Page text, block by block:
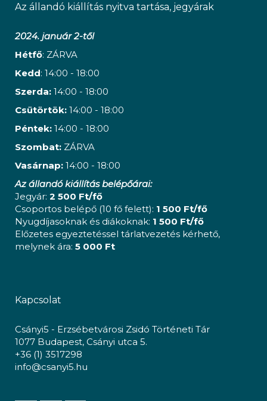
Az állandó kiállítás nyitva tartása, jegyárak
2024. január 2-től
Hétfő: ZÁRVA
Kedd: 14:00 - 18:00
Szerda: 14:00 - 18:00
Csütörtök: 14:00 - 18:00
Péntek: 14:00 - 18:00
Szombat: ZÁRVA
Vasárnap: 14:00 - 18:00
Az állandó kiállítás belépőárai:
Jegyár: 2 500 Ft/fő
Csoportos belépő (10 fő felett): 1 500 Ft/fő
Nyugdíjasoknak és diákoknak: 1 500 Ft/fő
Előzetes egyeztetéssel tárlatvezetés kérhető,
melynek ára: 5 000 Ft
Kapcsolat
Csányi5 - Erzsébetvárosi Zsidó Történeti Tár
1077 Budapest, Csányi utca 5.
+36 (1) 3517298
info@csanyi5.hu